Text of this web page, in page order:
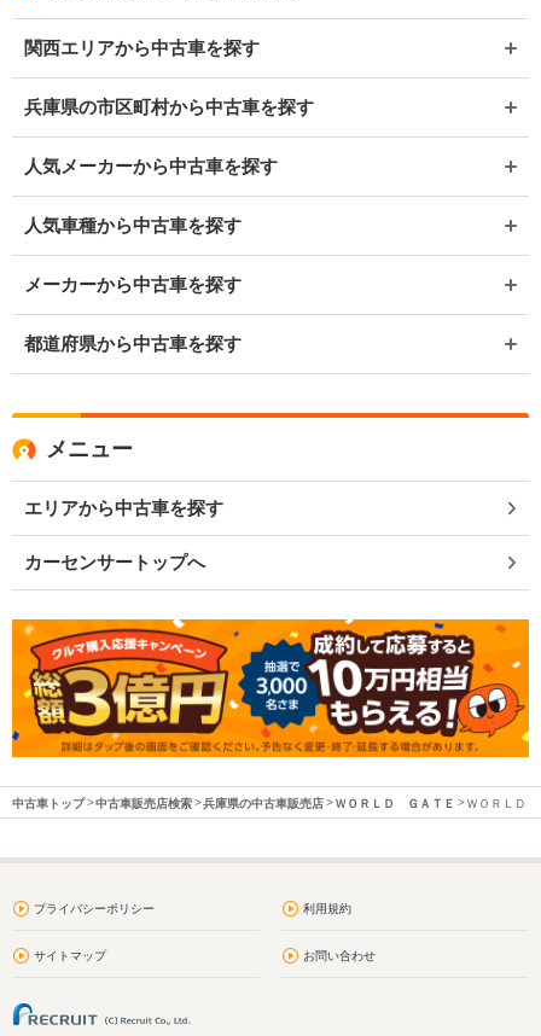
関西エリアから中古車を探す
兵庫県の市区町村から中古車を探す
人気メーカーから中古車を探す
人気車種から中古車を探す
メーカーから中古車を探す
都道府県から中古車を探す
メニュー
エリアから中古車を探す
カーセンサートップへ
中古車トップ 中古車販売店検索 兵庫県の中古車販売店 ＷＯＲＬＤ ＧＡＴＥ ＷＯＲＬＤ
プライバシーポリシー 利用規約
サイトマップ お問い合わせ